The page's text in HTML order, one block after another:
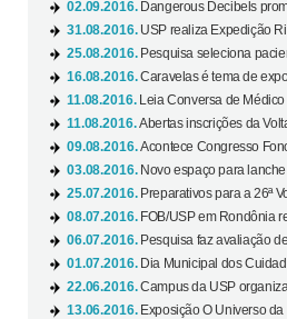
02.09.2016. Dangerous Decibels
31.08.2016. USP realiza Expedição
25.08.2016. Pesquisa seleciona
16.08.2016.Caravelas é tema de
11.08.2016.
Leia Conversa de
11.08.2016.Abertas inscrições da
09.08.2016.Acontece Congresso
03.08.2016. Novo espaço para
25.07.2016. Preparativos para a 26ª
08.07.2016. FOB/USP em Rondônia
06.07.2016. Pesquisa faz avaliação
01.07.2016. Dia Municipal dos
22.06.2016.Campus da USP
13.06.2016. Exposição O Universo